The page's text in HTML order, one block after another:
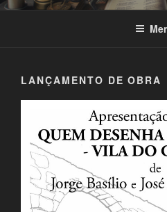
LANÇAMENTO DE OBRA